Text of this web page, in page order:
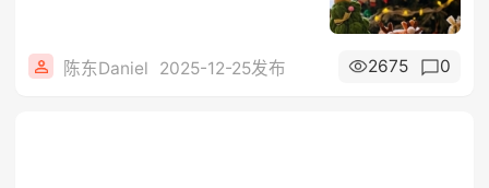
陈东Daniel 2025-12-25发布 2675 0